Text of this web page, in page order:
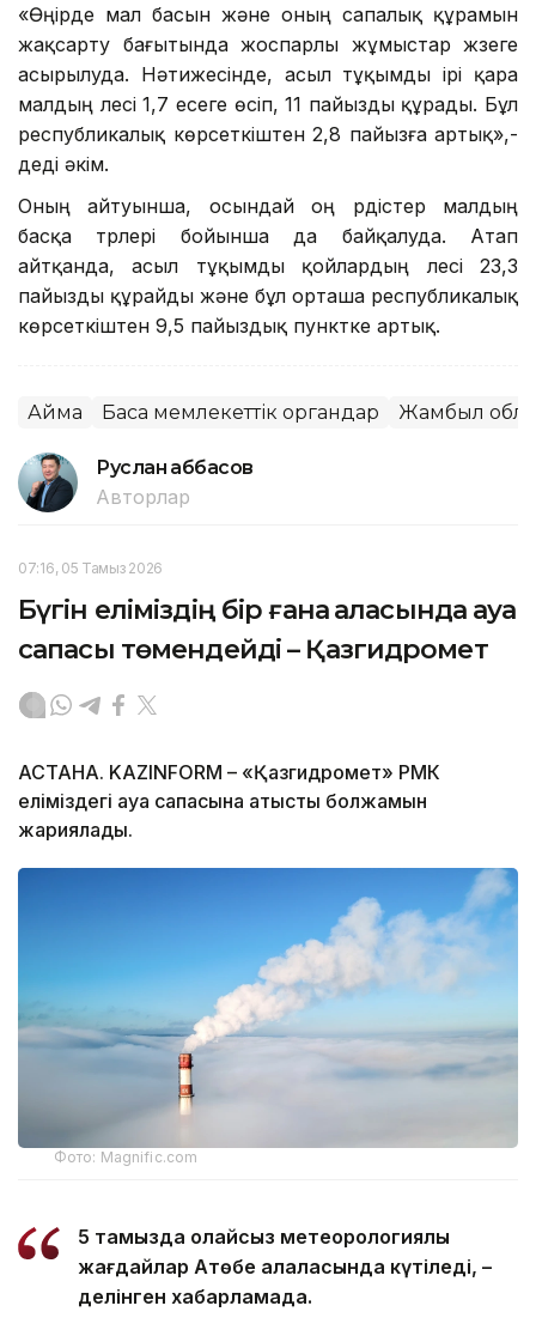
«Өңірде мал басын және оның сапалық құрамын
жақсарту бағытында жоспарлы жұмыстар жүзеге
асырылуда. Нәтижесінде, асыл тұқымды ірі қара
малдың үлесі 1,7 есеге өсіп, 11 пайызды құрады. Бұл
республикалық көрсеткіштен 2,8 пайызға артық»,-
деді әкім.
Оның айтуынша, осындай оң үрдістер малдың
басқа түрлері бойынша да байқалуда. Атап
айтқанда, асыл тұқымды қойлардың үлесі 23,3
пайызды құрайды және бұл орташа республикалық
көрсеткіштен 9,5 пайыздық пунктке артық.
Аймақ Басқа мемлекеттік органдар Жамбыл
Руслан Ғаббасов
Авторлар
07:16, 05 Тамыз 2026
Бүгін еліміздің бір ғана қаласында ауа
сапасы төмендейді – Қазгидромет
АСТАНА. KAZINFORM – «Қазгидромет» РМК
еліміздегі ауа сапасына қатысты болжамын
жариялады.
Фото: Magnific.com
5 тамызда қолайсыз метеорологиялық
жағдайлар Ақтөбе қалаласында күтіледі, –
делінген хабарламада.